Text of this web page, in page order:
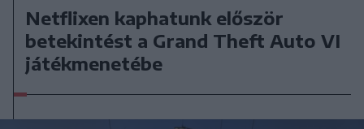
Netflixen kaphatunk először
betekintést a Grand Theft Auto VI
játékmenetébe